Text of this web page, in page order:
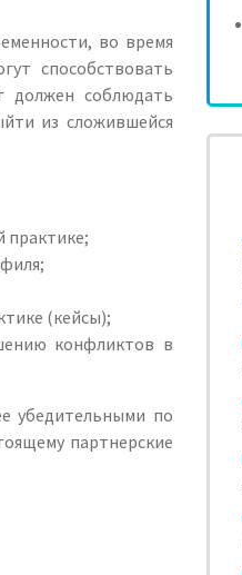
во время
способствовать
должен соблюдать
из сложившейся
практике;
(кейсы);
конфликтов в
убедительными по
партнерские